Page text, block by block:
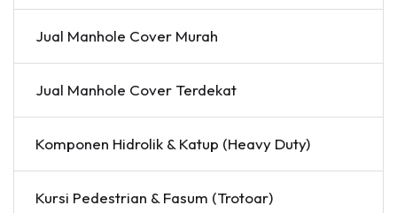
Jual Manhole Cover Murah
Jual Manhole Cover Terdekat
Komponen Hidrolik & Katup (Heavy Duty)
Kursi Pedestrian & Fasum (Trotoar)